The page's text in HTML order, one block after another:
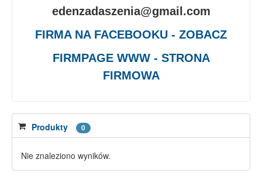
edenzadaszenia@gmail.com
FIRMA NA FACEBOOKU - ZOBACZ
FIRMPAGE WWW - STRONA
FIRMOWA
Produkty 0
Nie znaleziono wyników.